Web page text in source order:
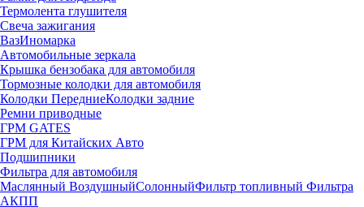
Термолента глушителя
Свеча зажигания
ВазИномарка
Автомобильные зеркала
Крышка бензобака для автомобиля
Тормозные колодки для автомобиля
Колодки ПередниеКолодки задние
Ремни приводные
ГРМ GATES
ГРМ для Китайских Авто
Подшипники
Фильтра для автомобиля
Маслянный ВоздушныйСолонныйФильтр топливный Фильтра
АКПП